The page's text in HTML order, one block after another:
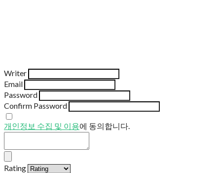
Writer
Email
Password
Confirm Password
개인정보 수집 및 이용에 동의합니다.
Rating